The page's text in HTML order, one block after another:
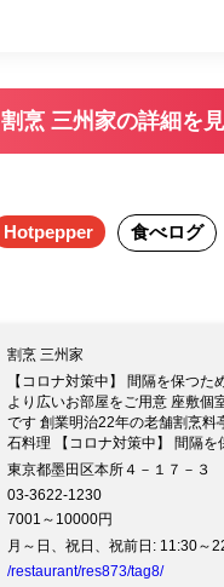
い・顔合わせ・結納
かかります。 ※10名
割烹 三州家の詳細を
Hotpepper 食べログ
割烹 三州家
【コロナ対策中】 間隔を保つた
より広いお部屋をご用意 座敷個
です 創業明治22年の老舗割烹料
石料理 【コロナ対策中】 間隔を
て通常より広いお部屋をご用意
れる懐石料理＝＝＝＝＝＝＝＝
＝＝ 【GoToトラベル地域共通ク
トプレミアム食事券】が使えま
＝＝＝＝＝＝＝＝＝＝＝＝＝ 東
東京都墨田区本所４－１７－３
03-3622-1230
7001～10000円
月～日、祝日、祝前日: 11:30～
/restaurant/res873/tag8/